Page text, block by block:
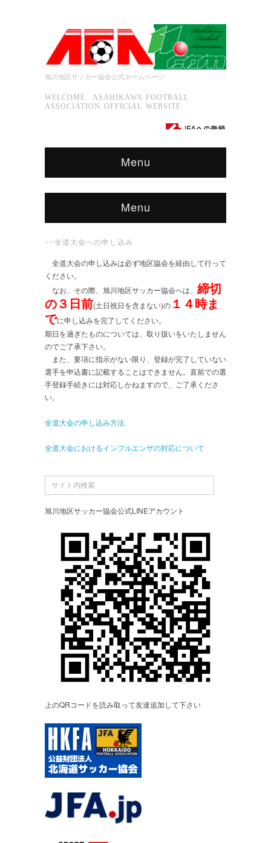
旭川地区サッカー協会公式ホームページ
WELCOME ASAHIKAWA FOOTBALL
ASSOCIATION OFFICIAL WEBSITE
Menu
Menu
>>全道大会への申し込み
全道大会の申し込みは必ず地区協会を経由して行って
ください。
なお、その際、旭川地区サッカー協会へは、 締切
の３日前(土日祝日を含まない)の １４時ま
でに申し込みを完了してください。
期日を過ぎたものについては、取り扱いをいたしません
のでご了承下さい。
また、要項に指示がない限り、登録が完了していない
選手を申込書に記載することはできません。直前での選
手登録手続きには対応しかねますので、ご了承くださ
い。
全道大会の申し込み方法
全道大会におけるインフルエンザの対応について
旭川地区サッカー協会公式LINEアカウント
上のQRコードを読み取って友達追加して下さい